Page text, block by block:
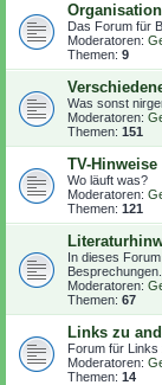
Das Forum für
Moderatoren:
Themen: 9
Was sonst
Moderatoren:
Themen: 151
TV-Hinweise
Wo läuft was?
Moderatoren:
Themen: 121
In dieses
Besprechungen.
Moderatoren:
Themen: 67
Links zu
Forum für Links
Moderatoren:
Themen: 14